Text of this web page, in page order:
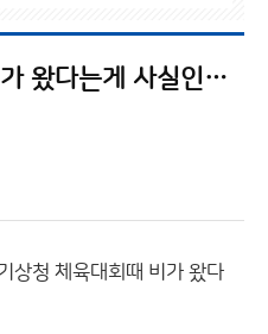
기상청 체육대회때 비가 왔다는게 사실인가요 ??
상청 체육대회때 비가 왔다